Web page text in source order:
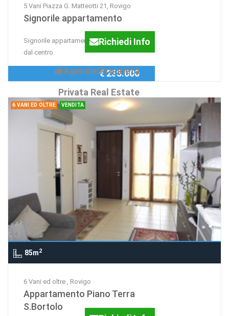
5 Vani Piazza G. Matteotti 21, Rovigo
Signorile appartamento
Signorile appartamento a due passi
dal centro
Richiedi Info
Agenzia:Proprietà
Privata Real Estate
€ 235.000
6 VANI ED OLTRE VENDITA
85m2
6 Vani ed oltre , Rovigo
Appartamento Piano Terra
S.Bortolo